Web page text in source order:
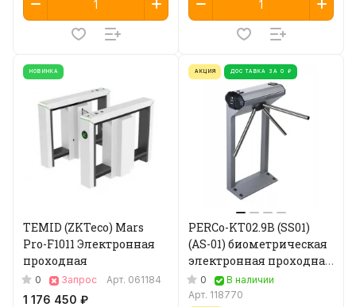
НОВИНКА
TEMID (ZKTeco) Mars
Pro-F1011 Электронная
проходная
0 Запрос Арт. 061184
1 176 450 ₽
АКЦИЯ ДОСТАВКА ЗА 0 ₽
PERCo-KT02.9B (SS01)
(AS-01) биометрическая
электронная проходная
(стандартные планки)
0
В наличии
Арт. 118770